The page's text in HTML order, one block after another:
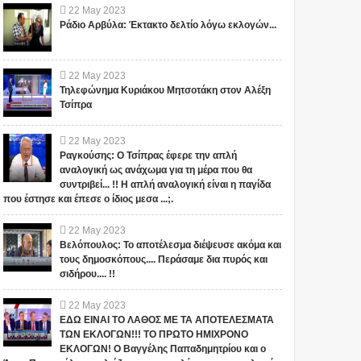
22 May 2023
Ράδιο Αρβύλα: Έκτακτο δελτίο λόγω εκλογών...
22 May 2023
Τηλεφώνημα Κυριάκου Μητσοτάκη στον Αλέξη
Τσίπρα
22 May 2023
Ραγκούσης: Ο Τσίπρας έφερε την απλή
αναλογική ως ανάχωμα για τη μέρα που θα
συντριβεί... !! Η απλή αναλογική είναι η παγίδα
που έστησε και έπεσε ο ίδιος μεσα ...;.
22 May 2023
Βελόπουλος: Το αποτέλεσμα διέψευσε ακόμα και
τους δημοσκόπους.... Περάσαμε δια πυρός και
σιδήρου.... !!
22 May 2023
ΕΔΩ ΕΙΝΑΙ ΤΟ ΛΑΘΟΣ ΜΕ ΤΑ ΑΠΟΤΕΛΕΣΜΑΤΑ
ΤΩΝ ΕΚΛΟΓΩΝ!!! ΤΟ ΠΡΩΤΟ ΗΜΙΧΡΟΝΟ
ΕΚΛΟΓΩΝ! Ο Βαγγέλης Παπαδημητρίου και ο